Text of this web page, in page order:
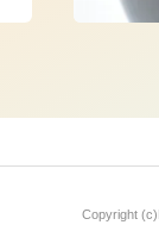
Copyright (c)